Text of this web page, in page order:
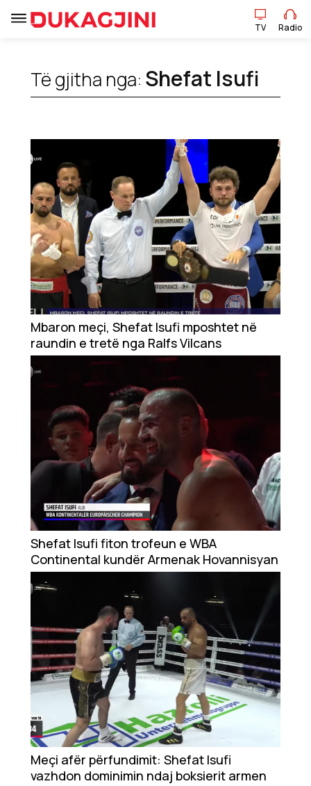
TV
Sport
Pikëpamje
Art Jete
Kulturë
Showbiz
Ekonomi
Teknologji
Udhëtime
DuVideo
TV Radio
Të gjitha nga: Shefat Isufi
Mbaron meçi, Shefat Isufi mposhtet në
raundin e tretë nga Ralfs Vilcans
Shefat Isufi fiton trofeun e WBA
Continental kundër Armenak Hovannisyan
Meçi afër përfundimit: Shefat Isufi
vazhdon dominimin ndaj boksierit armen